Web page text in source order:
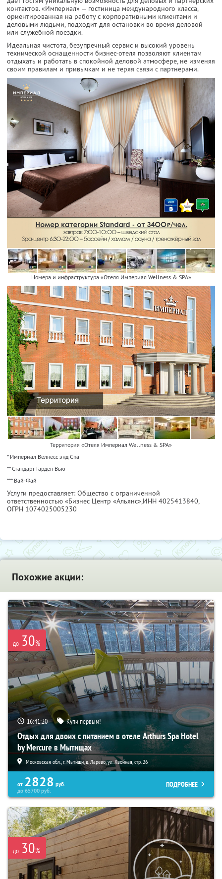
контактов. «Империал» — гостиница международного класса,
ориентированная на работу с корпоративными клиентами и
деловыми людьми, подходит для остановки во время деловой
или служебной поездки.
Идеальная чистота, безупречный сервис и высокий уровень
технической оснащенности бизнес-отеля позволяют клиентам
отдыхать и работать в спокойной деловой атмосфере, не изменяя
своим правилам и привычкам и не теряя связи с партнерами.
Номера и инфраструктура «Отеля Империал Wellness & SPA»
Территория «Отеля Империал Wellness & SPA»
* Империал Велнесс энд Спа
** Стандарт Гарден Вью
*** Вай-Фай
Услуги предоставляет: Общество с ограниченной
ответственностью «Бизнес Центр «Альянс»,ИНН 4025413840,
ОГРН 1074025005230
Похожие акции:
до 30%
16:41:19 Купи первым!
Отдых для двоих с питанием в отеле Arthurs Spa Hotel
by Mercure в Мытищах
Московская обл., г. Мытищи, д. Ларево, ул. Хвойная, стр. 26
от 2828 руб.
до65700руб.
ПОДРОБНЕЕ
до 30%